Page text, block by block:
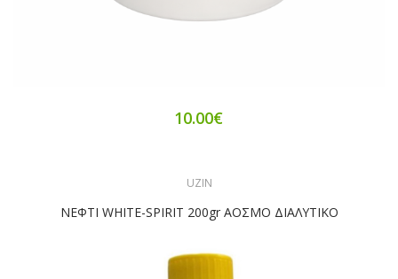
10.00€
UZIN
ΝΕΦΤΙ WHITE-SPIRIT 200gr ΑΟΣΜΟ ΔΙΑΛΥΤΙΚΟ